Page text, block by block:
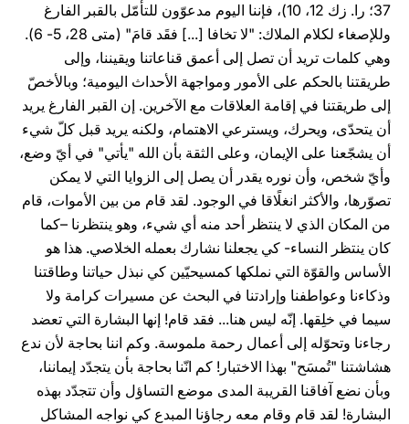
37؛ را. زك 12، 10)، فإننا اليوم مدعوّون للتأمّل بالقبر الفارغ
وللإصغاء لكلام الملاك: "لا تخافا [...] فقَد قامَ" (متى 28، 5- 6).
وهي كلمات تريد أن تصل إلى أعمق قناعاتنا ويقيننا، وإلى
طريقتنا بالحكم على الأمور ومواجهة الأحداث اليومية؛ وبالأخصّ
إلى طريقتنا في إقامة العلاقات مع الآخرين. إن القبر الفارغ يريد
أن يتحدّى، ويحرك، ويسترعي الاهتمام، ولكنه يريد قبل كلّ شيء
أن يشجّعنا على الإيمان، وعلى الثقة بأن الله "يأتي" في أيّ وضع،
وأيّ شخص، وأن نوره يقدر أن يصل إلى الزوايا التي لا يمكن
تصوّرها، والأكثر انغلًاقا في الوجود. لقد قام من بين الأموات، قام
من المكان الذي لا ينتظر أحد منه أي شيء، وهو ينتظرنا –كما
كان ينتظر النساء- كي يجعلنا نشارك بعمله الخلاصي. هذا هو
الأساس والقوّة التي نملكها كمسيحيّين كي نبذل حياتنا وطاقتنا
وذكاءنا وعواطفنا وإرادتنا في البحث عن مسيرات كرامة ولا
سيما في خلِقها. إنّه ليس هنا... فقد قام! إنها البشارة التي تعضد
رجاءنا وتحوّله إلى أعمال رحمة ملموسة. وكم اننا بحاجة لأن ندع
هشاشتنا "تُمسَح" بهذا الاختبار! كم انّنا بحاجة بأن يتجدّد إيماننا،
وبأن نضع آفاقنا القريبة المدى موضع التساؤل وأن تتجدّد بهذه
البشارة! لقد قام وقام معه رجاؤنا المبدع كي نواجه المشاكل